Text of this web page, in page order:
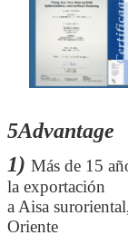
5Advantage
1) Más de 15
la exportación
a Aisa
Oriente